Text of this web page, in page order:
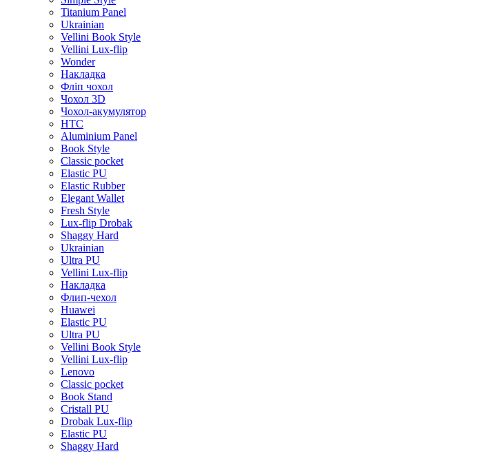
Titanium Panel
Ukrainian
Vellini Book Style
Vellini Lux-flip
Wonder
Накладка
Фліп чохол
Чохол 3D
Чохол-акумулятор
HTC
Aluminium Panel
Book Style
Classic pocket
Elastic PU
Elastic Rubber
Elegant Wallet
Fresh Style
Lux-flip Drobak
Shaggy Hard
Ukrainian
Ultra PU
Vellini Lux-flip
Накладка
Флип-чехол
Huawei
Elastic PU
Ultra PU
Vellini Book Style
Vellini Lux-flip
Lenovo
Classic pocket
Book Stand
Cristall PU
Drobak Lux-flip
Elastic PU
Shaggy Hard